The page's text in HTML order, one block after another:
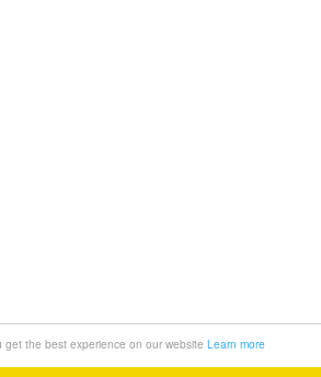
the best experience on our website Learn more